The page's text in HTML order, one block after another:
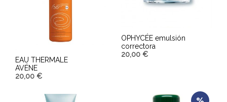
EAU THERMALE
AVÉNE
20,00 €
AÑADIR AL CARRITO
OPHYCÉE emulsión
correctora
20,00 €